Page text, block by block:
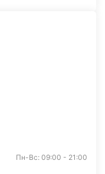
Пн-Вс: 09:00 - 21:00